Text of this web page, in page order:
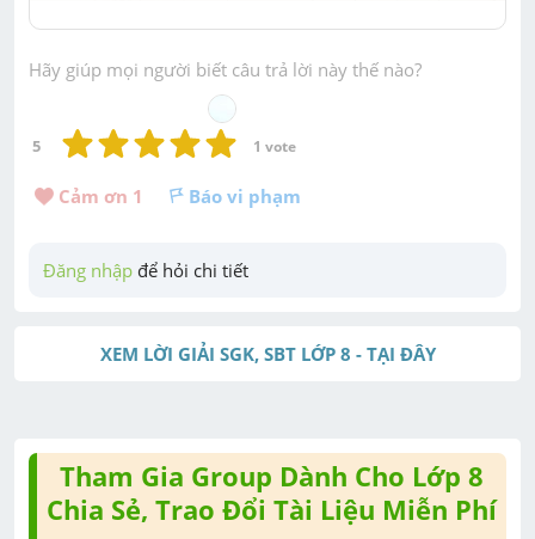
Hãy giúp mọi người biết câu trả lời này thế nào?
5 1 vote
Cảm ơn 1 Báo vi phạm
Đăng nhập để hỏi chi tiết
XEM LỜI GIẢI SGK, SBT LỚP 8 - TẠI ĐÂY
Tham Gia Group Dành Cho Lớp 8
Chia Sẻ, Trao Đổi Tài Liệu Miễn Phí